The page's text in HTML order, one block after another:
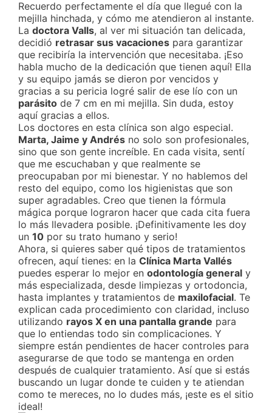
Recuerdo perfectamente el día que llegué con la
mejilla hinchada, y cómo me atendieron al instante.
La doctora Valls, al ver mi situación tan delicada,
decidió retrasar sus vacaciones para garantizar
que recibiría la intervención que necesitaba. ¡Eso
habla mucho de la dedicación que tienen aquí! Ella
y su equipo jamás se dieron por vencidos y
gracias a su pericia logré salir de ese lío con un
parásito de 7 cm en mi mejilla. Sin duda, estoy
aquí gracias a ellos.
Los doctores en esta clínica son algo especial.
Marta, Jaime y Andrés no solo son profesionales,
sino que son gente increíble. En cada visita, sentí
que me escuchaban y que realmente se
preocupaban por mi bienestar. Y no hablemos del
resto del equipo, como los higienistas que son
super agradables. Creo que tienen la fórmula
mágica porque lograron hacer que cada cita fuera
lo más llevadera posible. ¡Definitivamente les doy
un 10 por su trato humano y serio!
Ahora, si quieres saber qué tipos de tratamientos
ofrecen, aquí tienes: en la Clínica Marta Vallés
puedes esperar lo mejor en odontología general y
más especializada, desde limpiezas y ortodoncia,
hasta implantes y tratamientos de maxilofacial. Te
explican cada procedimiento con claridad, incluso
utilizando rayos X en una pantalla grande para
que lo entiendas todo sin complicaciones. Y
siempre están pendientes de hacer controles para
asegurarse de que todo se mantenga en orden
después de cualquier tratamiento. Así que si estás
buscando un lugar donde te cuiden y te atiendan
como te mereces, no lo dudes más, ¡este es el sitio
ideal!